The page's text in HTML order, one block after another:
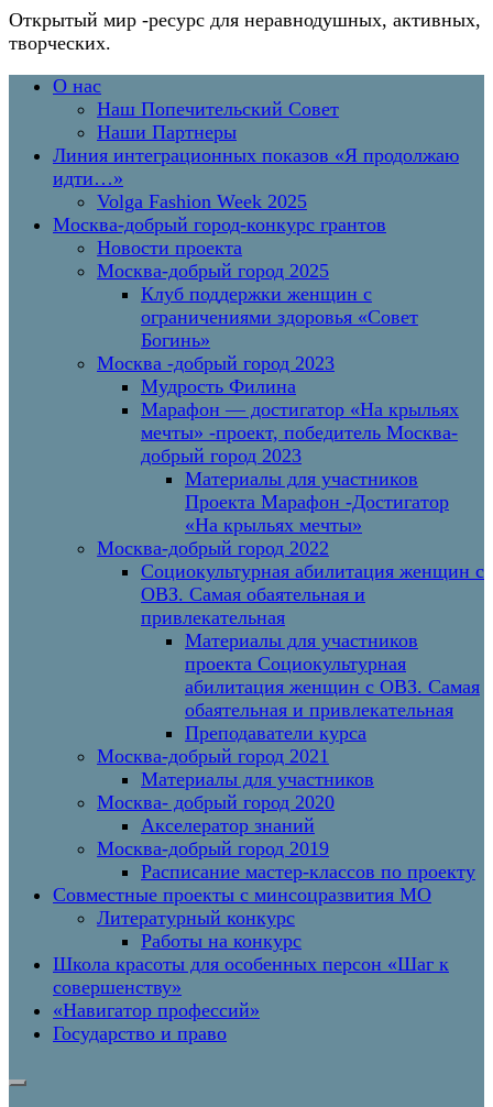
Открытый мир -ресурс для неравнодушных, активных,
творческих.
Перейти
содержимому
Основное
О нас
Наш Попечительский Совет
Наши Партнеры
Линия интеграционных показов «Я продолжаю
идти…»
Volga Fashion Week 2025
Москва-добрый город-конкурс грантов
Новости проекта
Москва-добрый город 2025
Клуб поддержки женщин с
ограничениями здоровья «Совет
Богинь»
Москва -добрый город 2023
Мудрость Филина
Марафон — достигатор «На крыльях
мечты» -проект, победитель Москва-
добрый город 2023
Материалы для участников
Проекта Марафон -Достигатор
«На крыльях мечты»
Москва-добрый город 2022
Социокультурная абилитация женщин с
ОВЗ. Самая обаятельная и
привлекательная
Материалы для участников
проекта Социокультурная
абилитация женщин с ОВЗ. Самая
обаятельная и привлекательная
Преподаватели курса
Москва-добрый город 2021
Материалы для участников
Москва- добрый город 2020
Акселератор знаний
Москва-добрый город 2019
Расписание мастер-классов по проекту
Совместные проекты с минсоцразвития МО
Литературный конкурс
Работы на конкурс
Школа красоты для особенных персон «Шаг к
совершенству»
«Навигатор профессий»
Государство и право